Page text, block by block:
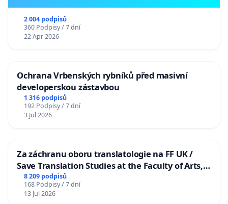
2 004 podpisů
360 Podpisy / 7 dní
22 Apr 2026
Ochrana Vrbenských rybníků před masivní
developerskou zástavbou
1 316 podpisů
192 Podpisy / 7 dní
3 Jul 2026
Za záchranu oboru translatologie na FF UK /
Save Translation Studies at the Faculty of Arts,
Charles University
8 209 podpisů
168 Podpisy / 7 dní
13 Jul 2026